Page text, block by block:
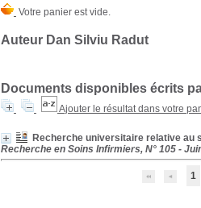
Auteur Dan Silviu Radut
Documents disponibles écrits
Ajouter le résultat dans votre
Recherche universitaire relative au
Recherche en Soins Infirmiers, N° 105 -
1